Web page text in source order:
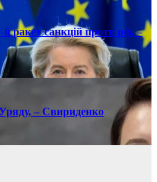
ракет санкцій проти рф, –
– Свириденко